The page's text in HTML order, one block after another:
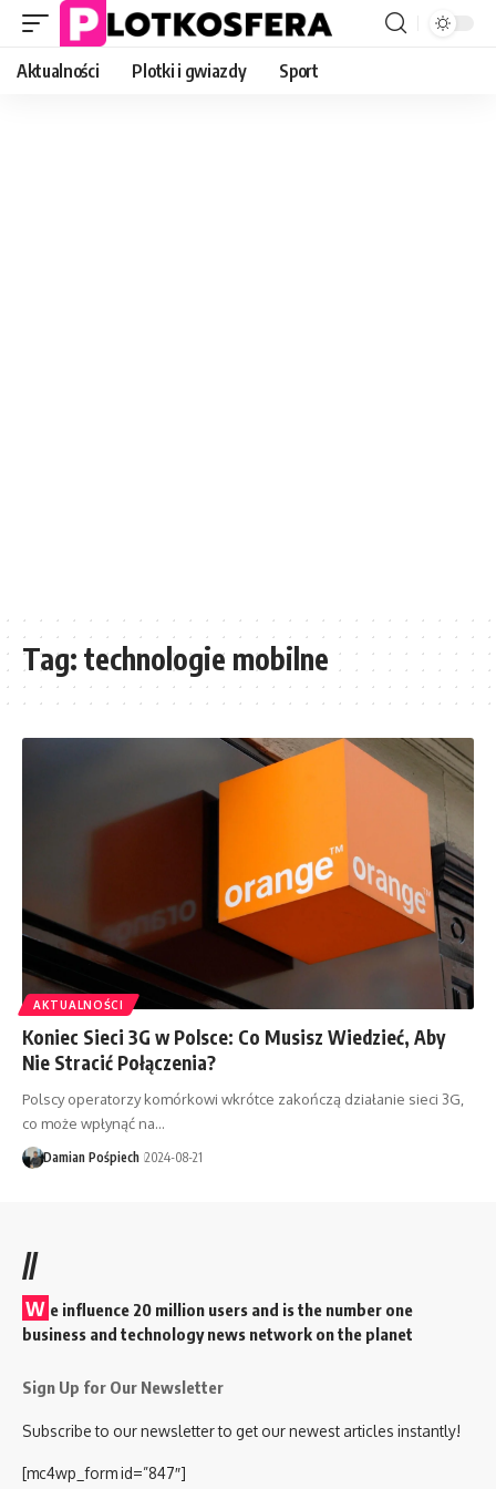
Aktualności Plotki i gwiazdy Sport
Tag: technologie mobilne
AKTUALNOŚCI
Koniec Sieci 3G w Polsce: Co Musisz Wiedzieć, Aby
Nie Stracić Połączenia?
Polscy operatorzy komórkowi wkrótce zakończą działanie sieci 3G,
co może wpłynąć na…
Damian Pośpiech 2024-08-21
//
W e influence 20 million users and is the number one
business and technology news network on the planet
Sign Up for Our Newsletter
Subscribe to our newsletter to get our newest articles instantly!
[mc4wp_form id=”847″]